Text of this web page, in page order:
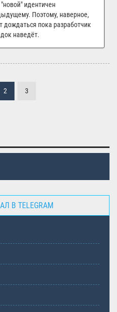
"новой" идентичен
Поэтому, наверное,
дождаться пока разработчик
наведёт.
2 3
В TELEGRAM